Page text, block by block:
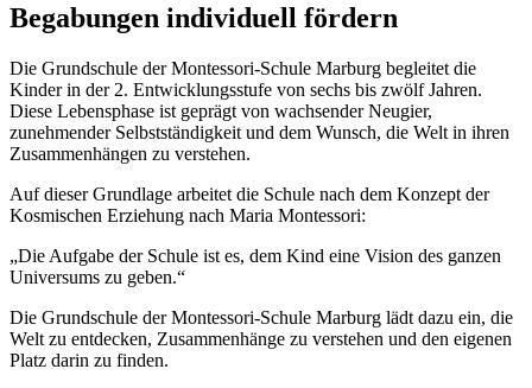
Begabungen individuell fördern
Die Grundschule der Montessori-Schule Marburg begleitet die
Kinder in der 2. Entwicklungsstufe von sechs bis zwölf Jahren.
Diese Lebensphase ist geprägt von wachsender Neugier,
zunehmender Selbstständigkeit und dem Wunsch, die Welt in ihren
Zusammenhängen zu verstehen.
Auf dieser Grundlage arbeitet die Schule nach dem Konzept der
Kosmischen Erziehung nach Maria Montessori:
„Die Aufgabe der Schule ist es, dem Kind eine Vision des ganzen
Universums zu geben.“
Die Grundschule der Montessori-Schule Marburg lädt dazu ein, die
Welt zu entdecken, Zusammenhänge zu verstehen und den eigenen
Platz darin zu finden.